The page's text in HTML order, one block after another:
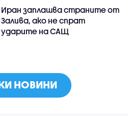
Иран заплашва страните от
Залива, ако не спрат
ударите на САЩ
НОВИНИ